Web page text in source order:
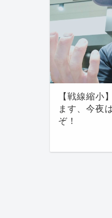
【戦線縮小
ます、今夜
ぞ！